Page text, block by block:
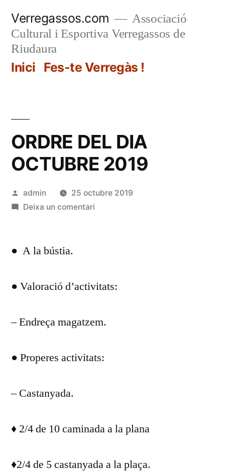
contingut
Verregassos.com
Associació
Cultural i Esportiva Verregassos de
Riudaura
Inici Fes-te Verregàs !
ORDRE DEL DIA
OCTUBRE 2019
Publicat
per
admin
25 octubre 2019
Deixa un comentaria
● A la bústia.
● Valoració d’activitats:
– Endreça magatzem.
● Properes activitats:
– Castanyada.
♦ 2/4 de 10 caminada a la plana
♦2/4 de 5 castanyada a la plaça.